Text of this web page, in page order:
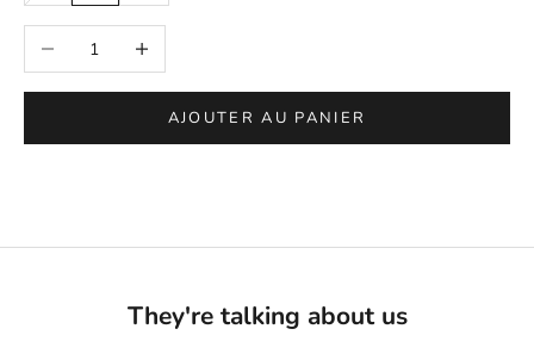
Réduire la quantitéAugmenter la quantité
AJOUTER AU PANIER
They're talking about us